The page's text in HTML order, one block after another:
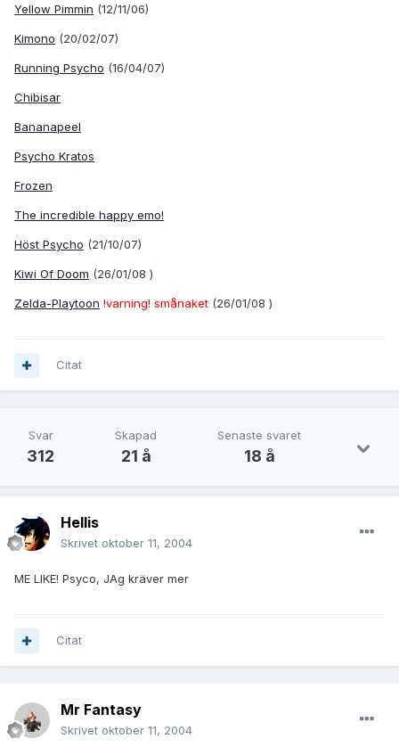
Yellow Pimmin (12/11/06)
Kimono (20/02/07)
Running Psycho (16/04/07)
Chibisar
Bananapeel
Psycho Kratos
Frozen
The incredible happy emo!
Höst Psycho (21/10/07)
Kiwi Of Doom (26/01/08 )
Zelda-Playtoon !varning! smånaket (26/01/08 )
Citat
Svar
312
Skapad
21 å
Senaste svaret
18 å
Hellis
Skrivet oktober 11, 2004
ME LIKE! Psyco, JAg kräver mer
Citat
Mr Fantasy
Skrivet oktober 11, 2004